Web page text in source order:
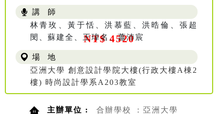
NT$ 4520
講 師
林青玫、黃于恬、洪慕藍、洪晧倫、張超
閔、蘇建全、王瑋名、蕭沛宸
場 地
亞洲大學 創意設計學院大樓(行政大樓A棟2
樓) 時尚設計學系A203教室
主辦單位 : 合辦學校 ：亞洲大學